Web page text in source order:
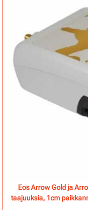
Eos Arrow Gold ja
taajuuksia, 1cm